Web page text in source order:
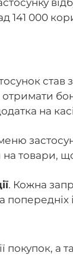
141 000
став
на
товари,
. Кожна
попередніх
покупок,